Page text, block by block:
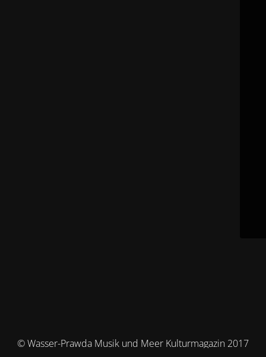
© Wasser-Prawda Musik und Meer Kulturmagazin 2017